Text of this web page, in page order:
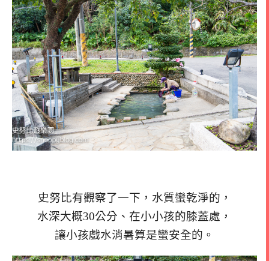
史努比有觀察了一下，水質蠻乾淨的，
水深大概30公分、在小小孩的膝蓋處，
讓小孩戲水消暑算是蠻安全的。